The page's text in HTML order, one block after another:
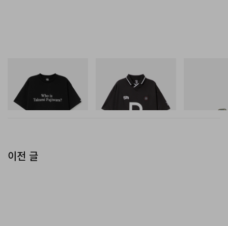
Billionaire Boys Club X Initial
D Cotton T-Shirt 3
쇼핑하기
Billionaire Boys Club X Initial
D Game Shirt
쇼핑하기
이전 글